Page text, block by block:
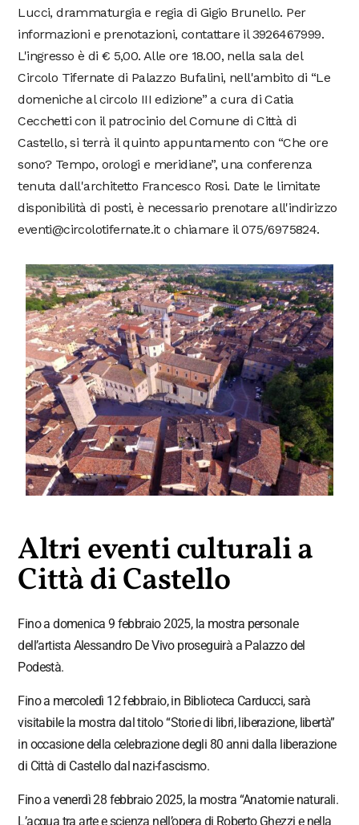
Lucci, drammaturgia e regia di Gigio Brunello. Per
informazioni e prenotazioni, contattare il 3926467999.
L'ingresso è di € 5,00. Alle ore 18.00, nella sala del
Circolo Tifernate di Palazzo Bufalini, nell'ambito di “Le
domeniche al circolo III edizione” a cura di Catia
Cecchetti con il patrocinio del Comune di Città di
Castello, si terrà il quinto appuntamento con “Che ore
sono? Tempo, orologi e meridiane”, una conferenza
tenuta dall'architetto Francesco Rosi. Date le limitate
disponibilità di posti, è necessario prenotare all'indirizzo
eventi@circolotifernate.it o chiamare il 075/6975824.
Altri eventi culturali a
Città di Castello
Fino a domenica 9 febbraio 2025, la mostra personale
dell’artista Alessandro De Vivo proseguirà a Palazzo del
Podestà.
Fino a mercoledì 12 febbraio, in Biblioteca Carducci, sarà
visitabile la mostra dal titolo “Storie di libri, liberazione, libertà”
in occasione della celebrazione degli 80 anni dalla liberazione
di Città di Castello dal nazi-fascismo.
Fino a venerdì 28 febbraio 2025, la mostra “Anatomie naturali.
L’acqua tra arte e scienza nell’opera di Roberto Ghezzi e nella